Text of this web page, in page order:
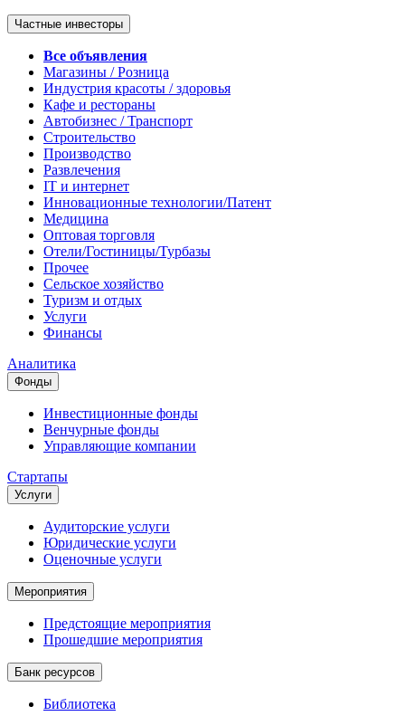
Частные инвесторы
Все объявления
Магазины / Розница
Индустрия красоты / здоровья
Кафе и рестораны
Автобизнес / Транспорт
Строительство
Производство
Развлечения
IT и интернет
Инновационные технологии/Патент
Медицина
Оптовая торговля
Отели/Гостиницы/Турбазы
Прочее
Сельское хозяйство
Туризм и отдых
Услуги
Финансы
Аналитика
Фонды
Инвестиционные фонды
Венчурные фонды
Управляющие компании
Стартапы
Услуги
Аудиторские услуги
Юридические услуги
Оценочные услуги
Мероприятия
Предстоящие мероприятия
Прошедшие мероприятия
Банк ресурсов
Библиотека